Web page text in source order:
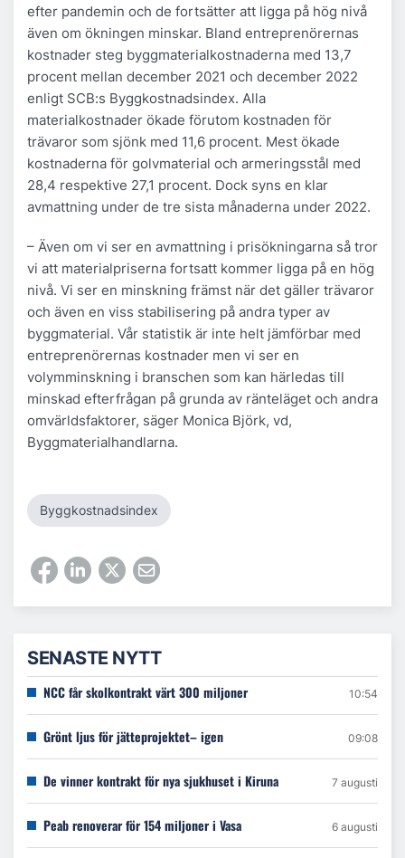
efter pandemin och de fortsätter att ligga på hög nivå
även om ökningen minskar. Bland entreprenörernas
kostnader steg byggmaterialkostnaderna med 13,7
procent mellan december 2021 och december 2022
enligt SCB:s Byggkostnadsindex. Alla
materialkostnader ökade förutom kostnaden för
trävaror som sjönk med 11,6 procent. Mest ökade
kostnaderna för golvmaterial och armeringsstål med
28,4 respektive 27,1 procent. Dock syns en klar
avmattning under de tre sista månaderna under 2022.
– Även om vi ser en avmattning i prisökningarna så tror
vi att materialpriserna fortsatt kommer ligga på en hög
nivå. Vi ser en minskning främst när det gäller trävaror
och även en viss stabilisering på andra typer av
byggmaterial. Vår statistik är inte helt jämförbar med
entreprenörernas kostnader men vi ser en
volymminskning i branschen som kan härledas till
minskad efterfrågan på grunda av ränteläget och andra
omvärldsfaktorer, säger Monica Björk, vd,
Byggmaterialhandlarna.
Byggkostnadsindex
SENASTE NYTT
NCC får skolkontrakt värt 300 miljoner 10:54
Grönt ljus för jätteprojektet– igen 09:08
De vinner kontrakt för nya sjukhuset i Kiruna 7 augusti
Peab renoverar för 154 miljoner i Vasa 6 augusti